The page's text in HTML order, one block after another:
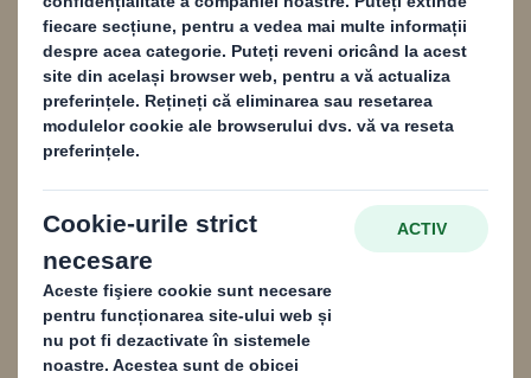
Conceput pentru cei care produc, specifică sau
dezvoltă ambalaje pe bază de fibre, Serviciul
nostrude evaluare a reciclabilității (RES)oferă
o evaluare detaliată a reciclabilității
ambalajelor dvs., demonstrând dedicarea
noastră față de sustenabilitate și promovând
o economie circulară.